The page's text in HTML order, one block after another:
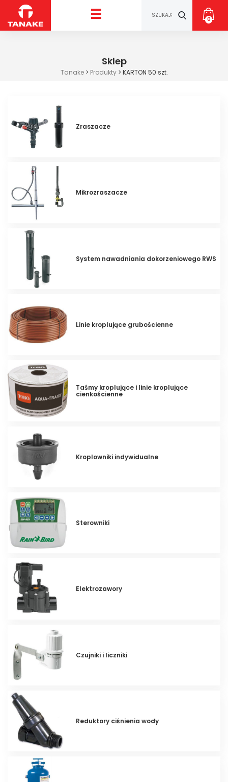
0
Sklep
Tanake> Produkty> KARTON 50 szt.
Zraszacze
Mikrozraszacze
System nawadniania dokorzeniowego RWS
Linie kroplujące grubościenne
Taśmy kroplujące i linie kroplujące
cienkościenne
Kroplowniki indywidualne
Sterowniki
Elektrozawory
Czujniki i liczniki
Reduktory ciśnienia wody